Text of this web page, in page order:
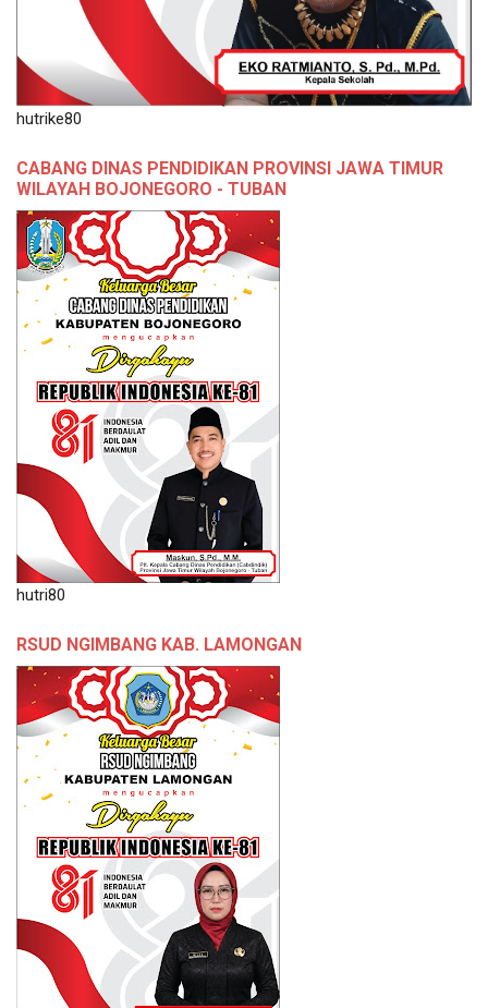
hutrike80
CABANG DINAS PENDIDIKAN PROVINSI JAWA TIMUR
WILAYAH BOJONEGORO - TUBAN
hutri80
RSUD NGIMBANG KAB. LAMONGAN